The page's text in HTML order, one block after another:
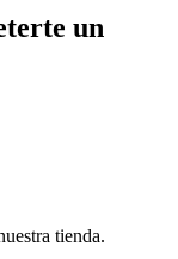
un
tienda.